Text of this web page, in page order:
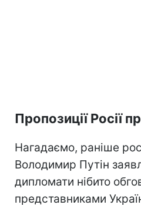
Пропозиції Росії
Нагадаємо, раніше
Володимир Путін
дипломати нібито
представниками